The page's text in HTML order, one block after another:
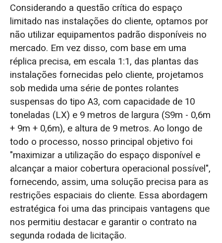
Considerando a questão crítica do espaço
limitado nas instalações do cliente, optamos por
não utilizar equipamentos padrão disponíveis no
mercado. Em vez disso, com base em uma
réplica precisa, em escala 1:1, das plantas das
instalações fornecidas pelo cliente, projetamos
sob medida uma série de pontes rolantes
suspensas do tipo A3, com capacidade de 10
toneladas (LX) e 9 metros de largura (S9m - 0,6m
+ 9m + 0,6m), e altura de 9 metros. Ao longo de
todo o processo, nosso principal objetivo foi
"maximizar a utilização do espaço disponível e
alcançar a maior cobertura operacional possível",
fornecendo, assim, uma solução precisa para as
restrições espaciais do cliente. Essa abordagem
estratégica foi uma das principais vantagens que
nos permitiu destacar e garantir o contrato na
segunda rodada de licitação.